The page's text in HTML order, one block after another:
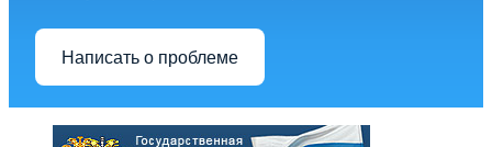
Написать о проблеме